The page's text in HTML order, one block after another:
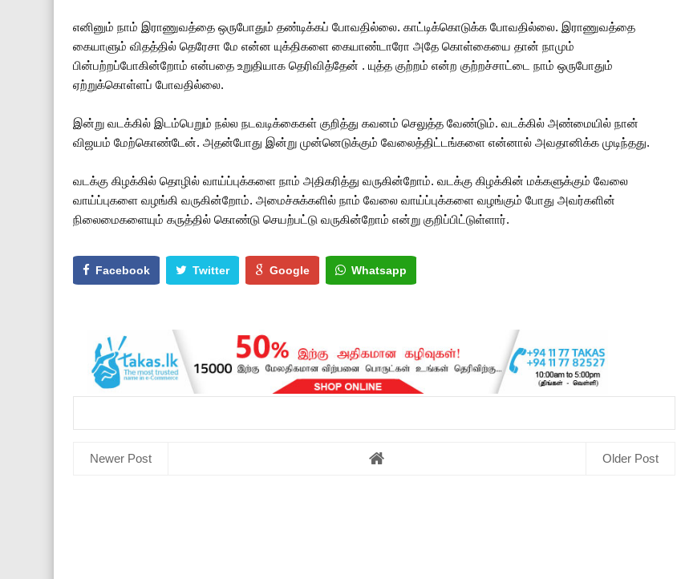
எனினும் நாம் இராணுவத்தை ஒருபோதும் தண்டிக்கப் போவதில்லை. காட்டிக்கொடுக்க போவதில்லை. இராணுவத்தை
கையாளும் விதத்தில் தெரேசா மே என்ன யுக்திகளை கையாண்டாரோ அதே கொள்கையை தான் நாமும்
பின்பற்றப்போகின்றோம் என்பதை உறுதியாக தெரிவித்தேன் . யுத்த குற்றம் என்ற குற்றச்சாட்டை நாம் ஒருபோதும்
ஏற்றுக்கொள்ளப் போவதில்லை.
இன்று வடக்கில் இடம்பெறும் நல்ல நடவடிக்கைகள் குறித்து கவனம் செலுத்த வேண்டும். வடக்கில் அண்மையில் நான்
விஜயம் மேற்கொண்டேன். அதன்போது இன்று முன்னெடுக்கும் வேலைத்திட்டங்களை என்னால் அவதானிக்க முடிந்தது.
வடக்கு கிழக்கில் தொழில் வாய்ப்புக்களை நாம் அதிகரித்து வருகின்றோம். வடக்கு கிழக்கின் மக்களுக்கும் வேலை
வாய்ப்புகளை வழங்கி வருகின்றோம். அமைச்சுக்களில் நாம் வேலை வாய்ப்புக்களை வழங்கும் போது அவர்களின்
நிலைமைகளையும் கருத்தில் கொண்டு செயற்பட்டு வருகின்றோம் என்று குறிப்பிட்டுள்ளார்.
Facebook Twitter Google Whatsapp
Newer Post Older Post